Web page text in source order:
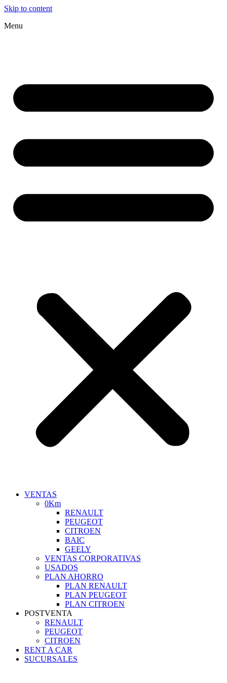
Skip to content
Menu
VENTAS
0Km
RENAULT
PEUGEOT
CITROEN
BAIC
GEELY
VENTAS CORPORATIVAS
USADOS
PLAN AHORRO
PLAN RENAULT
PLAN PEUGEOT
PLAN CITROEN
POSTVENTA
RENAULT
PEUGEOT
CITROEN
RENT A CAR
SUCURSALES